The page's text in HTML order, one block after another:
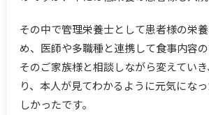
その中で管理栄養士として患者様の栄
め、医師や多職種と連携して食事内容
そのご家族様と相談しながら変えてい
り、本人が見てわかるように元気にな
しかったです。